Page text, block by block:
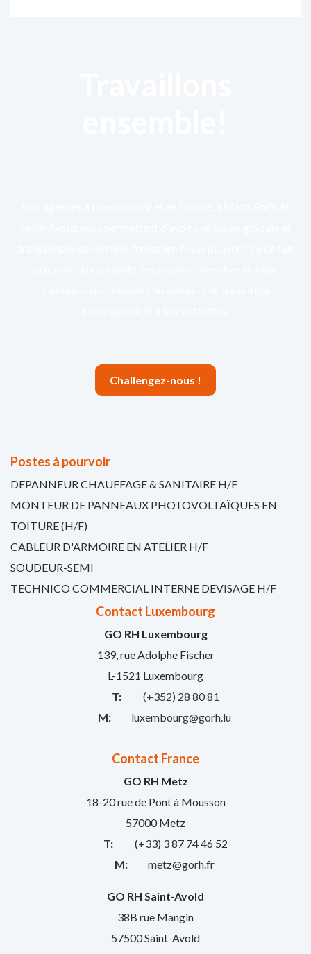
Challengez-nous !
Postes à pourvoir
DEPANNEUR CHAUFFAGE & SANITAIRE H/F
MONTEUR DE PANNEAUX PHOTOVOLTAÏQUES EN
TOITURE (H/F)
CABLEUR D'ARMOIRE EN ATELIER H/F
SOUDEUR-SEMI
TECHNICO COMMERCIAL INTERNE DEVISAGE H/F
Contact Luxembourg
GO RH Luxembourg
139, rue Adolphe Fischer
L-1521 Luxembourg
T:
(+352) 28 80 81
M:
luxembourg@gorh.lu
Contact France
GO RH Metz
18-20 rue de Pont à Mousson
57000 Metz
T:
(+33) 3 87 74 46 52
M:
metz@gorh.fr
GO RH Saint-Avold
38B rue Mangin
57500 Saint-Avold